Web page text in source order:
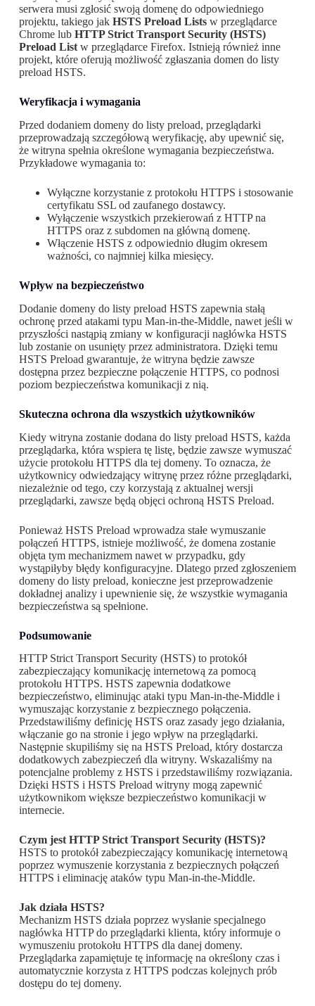
serwera musi zgłosić swoją domenę do odpowiedniego
projektu, takiego jak HSTS Preload Listsw przeglądarce
Chrome lub HTTP Strict Transport Security (HSTS)
Preload Listw przeglądarce Firefox. Istnieją również inne
projekt, które oferują możliwość zgłaszania domen do listy
preload HSTS.
Weryfikacja i wymagania
Przed dodaniem domeny do listy preload, przeglądarki
przeprowadzają szczegółową weryfikację, aby upewnić się,
że witryna spełnia określone wymagania bezpieczeństwa.
Przykładowe wymagania to:
Wyłączne korzystanie z protokołu HTTPS i stosowanie
certyfikatu SSL od zaufanego dostawcy.
Wyłączenie wszystkich przekierowań z HTTP na
HTTPS oraz z subdomen na główną domenę.
Włączenie HSTS z odpowiednio długim okresem
ważności, co najmniej kilka miesięcy.
Wpływ na bezpieczeństwo
Dodanie domeny do listy preload HSTS zapewnia stałą
ochronę przed atakami typu Man-in-the-Middle, nawet jeśli w
przyszłości nastąpią zmiany w konfiguracji nagłówka HSTS
lub zostanie on usunięty przez administratora. Dzięki temu
HSTS Preload gwarantuje, że witryna będzie zawsze
dostępna przez bezpieczne połączenie HTTPS, co podnosi
poziom bezpieczeństwa komunikacji z nią.
Skuteczna ochrona dla wszystkich użytkowników
Kiedy witryna zostanie dodana do listy preload HSTS, każda
przeglądarka, która wspiera tę listę, będzie zawsze wymuszać
użycie protokołu HTTPS dla tej domeny. To oznacza, że
użytkownicy odwiedzający witrynę przez różne przeglądarki,
niezależnie od tego, czy korzystają z aktualnej wersji
przeglądarki, zawsze będą objęci ochroną HSTS Preload.
Ponieważ HSTS Preload wprowadza stałe wymuszanie
połączeń HTTPS, istnieje możliwość, że domena zostanie
objęta tym mechanizmem nawet w przypadku, gdy
wystąpiłyby błędy konfiguracyjne. Dlatego przed zgłoszeniem
domeny do listy preload, konieczne jest przeprowadzenie
dokładnej analizy i upewnienie się, że wszystkie wymagania
bezpieczeństwa są spełnione.
Podsumowanie
HTTP Strict Transport Security (HSTS) to protokół
zabezpieczający komunikację internetową za pomocą
protokołu HTTPS. HSTS zapewnia dodatkowe
bezpieczeństwo, eliminując ataki typu Man-in-the-Middle i
wymuszając korzystanie z bezpiecznego połączenia.
Przedstawiliśmy definicję HSTS oraz zasady jego działania,
włączanie go na stronie i jego wpływ na przeglądarki.
Następnie skupiliśmy się na HSTS Preload, który dostarcza
dodatkowych zabezpieczeń dla witryny. Wskazaliśmy na
potencjalne problemy z HSTS i przedstawiliśmy rozwiązania.
Dzięki HSTS i HSTS Preload witryny mogą zapewnić
użytkownikom większe bezpieczeństwo komunikacji w
internecie.
Czym jest HTTP Strict Transport Security (HSTS)?
HSTS to protokół zabezpieczający komunikację internetową
poprzez wymuszenie korzystania z bezpiecznych połączeń
HTTPS i eliminację ataków typu Man-in-the-Middle.
Jak działa HSTS?
Mechanizm HSTS działa poprzez wysłanie specjalnego
nagłówka HTTP do przeglądarki klienta, który informuje o
wymuszeniu protokołu HTTPS dla danej domeny.
Przeglądarka zapamiętuje tę informację na określony czas i
automatycznie korzysta z HTTPS podczas kolejnych prób
dostępu do tej domeny.